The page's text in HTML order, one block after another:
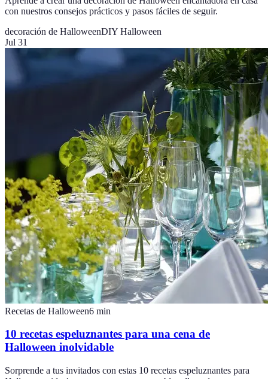
con nuestros consejos prácticos y pasos fáciles de seguir.
decoración de HalloweenDIY Halloween
Jul 31
Recetas de Halloween6 min
10 recetas espeluznantes para una cena de
Halloween inolvidable
Sorprende a tus invitados con estas 10 recetas espeluznantes para